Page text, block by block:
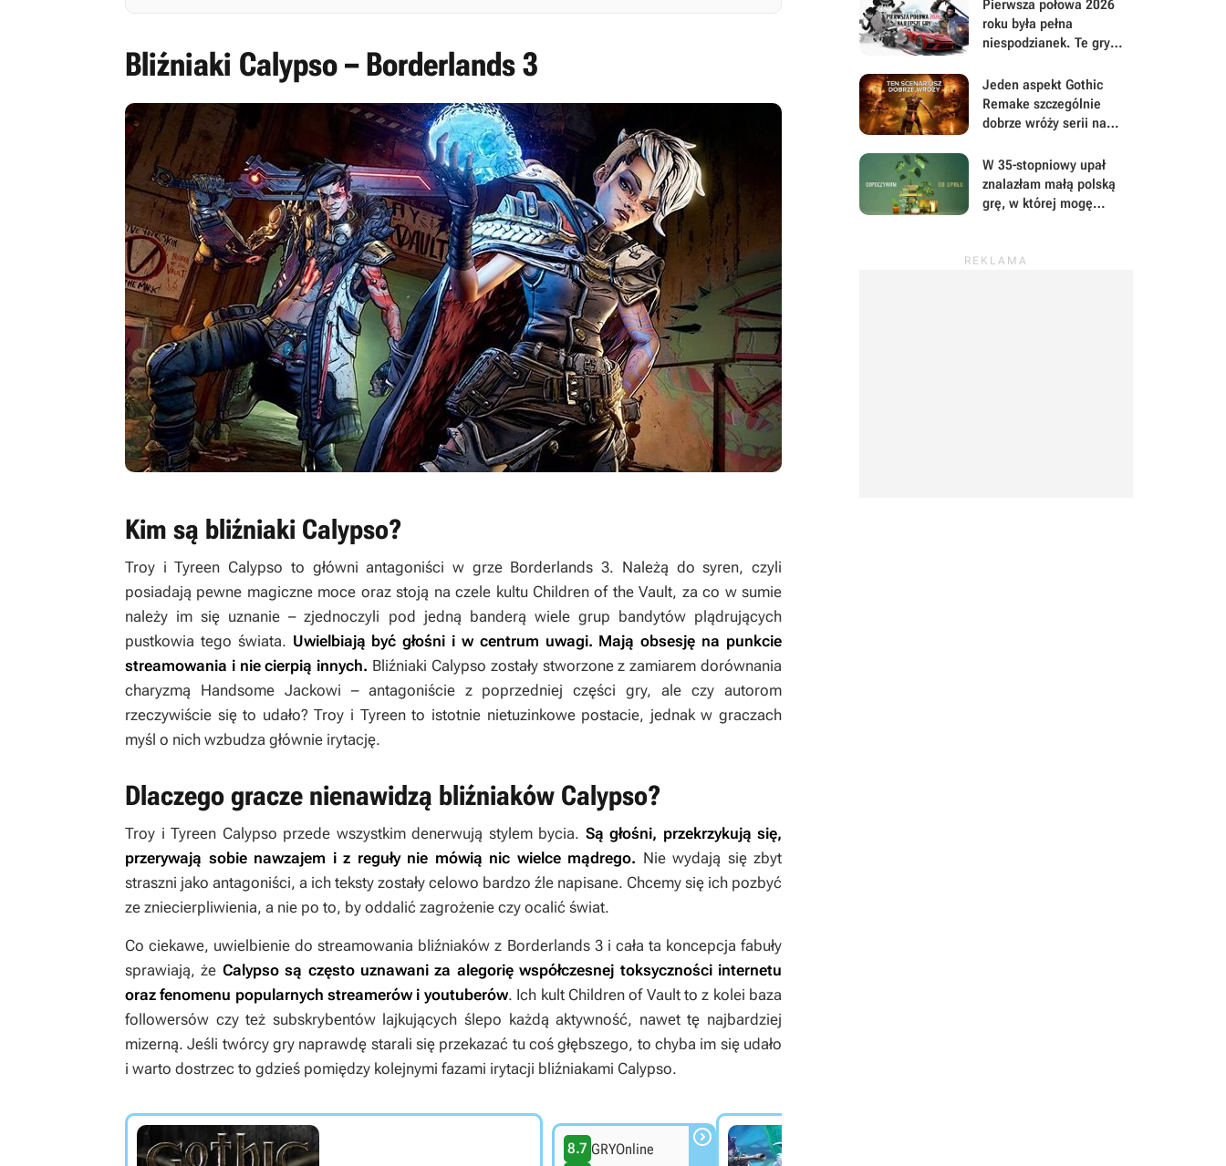
Bliźniaki Calypso – Borderlands 3
Kim są bliźniaki Calypso?
Troy i Tyreen Calypso to główni antagoniści w grze Borderlands 3. Należą do syren, czyli
posiadają pewne magiczne moce oraz stoją na czele kultu Children of the Vault, za co w sumie
należy im się uznanie – zjednoczyli pod jedną banderą wiele grup bandytów plądrujących
pustkowia tego świata. Uwielbiają być głośni i w centrum uwagi. Mają obsesję na punkcie
streamowania i nie cierpią innych. Bliźniaki Calypso zostały stworzone z zamiarem dorównania
charyzmą Handsome Jackowi – antagoniście z poprzedniej części gry, ale czy autorom
rzeczywiście się to udało? Troy i Tyreen to istotnie nietuzinkowe postacie, jednak w graczach
myśl o nich wzbudza głównie irytację.
Dlaczego gracze nienawidzą bliźniaków Calypso?
Troy i Tyreen Calypso przede wszystkim denerwują stylem bycia. Są głośni, przekrzykują się,
przerywają sobie nawzajem i z reguły nie mówią nic wielce mądrego. Nie wydają się zbyt
straszni jako antagoniści, a ich teksty zostały celowo bardzo źle napisane. Chcemy się ich pozbyć
ze zniecierpliwienia, a nie po to, by oddalić zagrożenie czy ocalić świat.
Co ciekawe, uwielbienie do streamowania bliźniaków z Borderlands 3i cała ta koncepcja fabuły
sprawiają, że Calypso są często uznawani za alegorię współczesnej toksyczności internetu
oraz fenomenu popularnych streamerów i youtuberów. Ich kult Children of Vault to z kolei baza
followersów czy też subskrybentów lajkujących ślepo każdą aktywność, nawet tę najbardziej
mizerną. Jeśli twórcy gry naprawdę starali się przekazać tu coś głębszego, to chyba im się udało
i warto dostrzec to gdzieś pomiędzy kolejnymi fazami irytacji bliźniakami Calypso.
8.7 GRYOnline

Pierwsza połowa 2026
roku była pełna
niespodzianek. Te gry
uwagę i Wasz czas
Jeden aspekt Gothic
Remake szczególnie
dobrze wróży serii na
mają powody do dumy
W 35-stopniowy upał
znalazłam małą polską
grę, w której mogę
wszystkiego